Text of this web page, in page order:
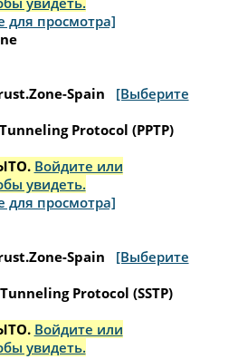
для просмотра]
Spain
[Выберите
Protocol (PPTP)
Войдите или
увидеть.
для просмотра]
Spain
[Выберите
Protocol (SSTP)
Войдите или
увидеть.